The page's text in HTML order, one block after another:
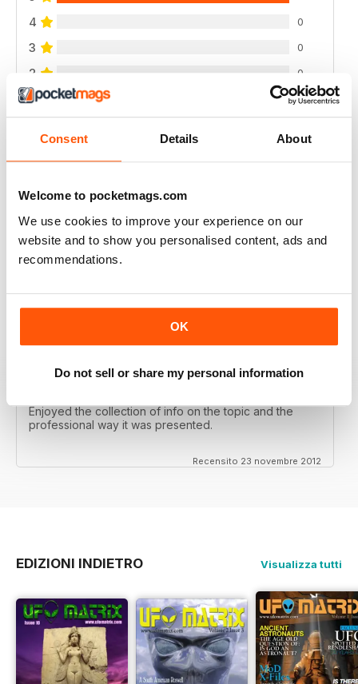
Consent Details About
Welcome to pocketmags.com
We use cookies to improve your experience on our
website and to show you personalised content, ads and
recommendations.
OK
Do not sell or share my personal information
4 0
3 0
2 0
1 0
GREAT
Love the subject and at last a mag I can read on my
Enjoyed the collection of info on the topic and the
professional way it was presented.
Recensito 23 novembre 2012
EDIZIONI INDIETRO Visualizza tutti